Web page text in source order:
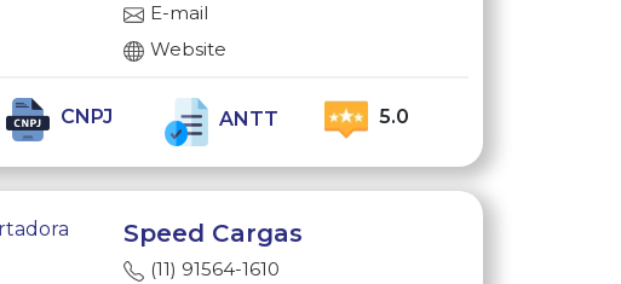
E-mail
Website
CNPJ ANTT 5.0
Speed Cargas
(11) 91564-1610